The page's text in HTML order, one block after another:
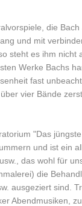
die
und mit
steht es ihm
Werke Bachs
fast
vier Bände
"Das
und ist ein
das wohl für
die
ausgeziert sind.
Abendmusiken,